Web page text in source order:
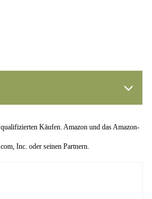
Käufen. Amazon und das Amazon-
Inc. oder seinen Partnern.